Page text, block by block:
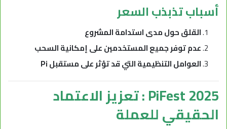
أسباب تذبذب السعر
القلق حول مدى استدامة المشروع
عدم توفر جميع المستخدمين على إمكانية السحب
العوامل التنظيمية التي قد تؤثر على مستقبل Pi
PiFest 2025 : تعزيز الاعتماد
الحقيقي للعملة